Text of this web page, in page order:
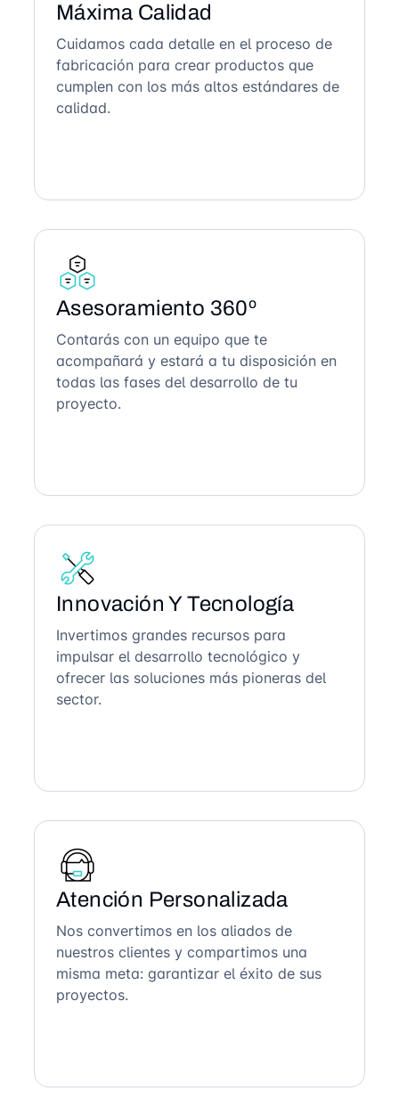
Máxima Calidad
Cuidamos cada detalle en el proceso de
fabricación para crear productos que
cumplen con los más altos estándares de
calidad.
Asesoramiento 360º
Contarás con un equipo que te
acompañará y estará a tu disposición en
todas las fases del desarrollo de tu
proyecto.
Innovación Y Tecnología
Invertimos grandes recursos para
impulsar el desarrollo tecnológico y
ofrecer las soluciones más pioneras del
sector.
Atención Personalizada
Nos convertimos en los aliados de
nuestros clientes y compartimos una
misma meta: garantizar el éxito de sus
proyectos.